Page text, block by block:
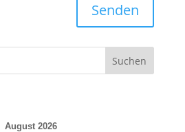
Senden
August 2026